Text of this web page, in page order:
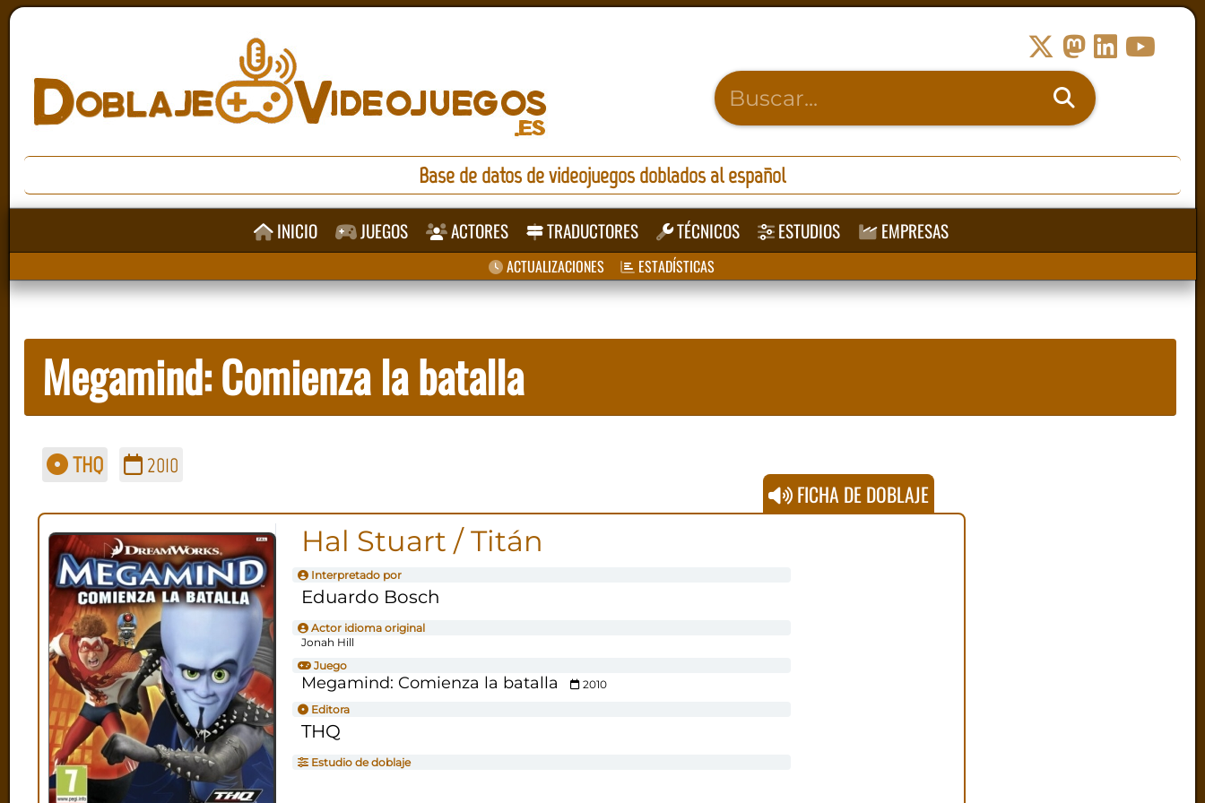
Base de datos de videojuegos doblados al español
INICIO JUEGOS ACTORES TRADUCTORES TÉCNICOS ESTUDIOS EMPRESAS
ACTUALIZACIONES ESTADÍSTICAS
Megamind: Comienza la batalla
THQ 2010
FICHA DE DOBLAJE
Hal Stuart / Titán
Interpretado por
Eduardo Bosch
Actor idioma original
Jonah Hill
Juego
Megamind: Comienza la batalla
2010
Editora
THQ
Estudio de doblaje